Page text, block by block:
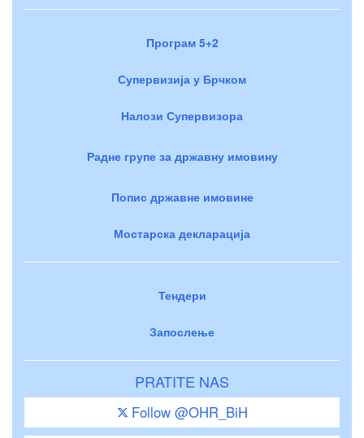
Програм 5+2
Супервизија у Брчком
Налози Супервизора
Радне групе за државну имовину
Попис државне имовине
Мостарска декларација
Тендери
Запослење
PRATITE NAS
Follow @OHR_BiH